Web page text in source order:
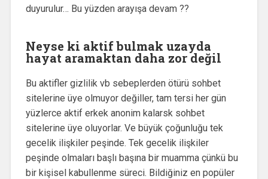
duyurulur… Bu yüzden arayışa devam ??
Neyse ki aktif bulmak uzayda
hayat aramaktan daha zor değil
Bu aktifler gizlilik vb sebeplerden ötürü sohbet
sitelerine üye olmuyor değiller, tam tersi her gün
yüzlerce aktif erkek anonim kalarsk sohbet
sitelerine üye oluyorlar. Ve büyük çoğunluğu tek
gecelik ilişkiler peşinde. Tek gecelik ilişkiler
peşinde olmaları başlı başına bir muamma çünkü bu
bir kişisel kabullenme süreci. Bildiğiniz en popüler